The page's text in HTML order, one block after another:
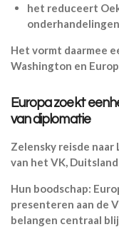
het reduceert
Het vormt daarmee
Washington en
Europa zoekt
van diplomatie
Zelensky reisde
van het VK,
Hun boodschap:
presenteren aan de
belangen centraal